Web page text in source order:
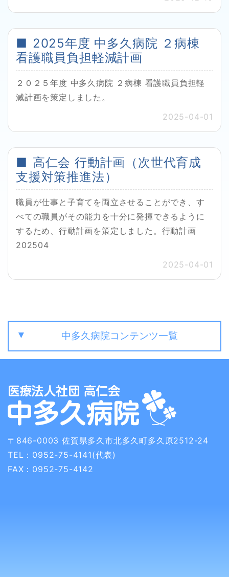
2025年度 中多久病院 ２病棟
看護職員負担軽減計画
２０２５年度 中多久病院 ２病棟 看護職員負担軽
減計画を策定しました。
2025-04-01
高仁会 行動計画（次世代育成
支援対策推進法）
職員が仕事と子育てを両立させることができ、す
べての職員がその能力を十分に発揮できるように
するため、行動計画を策定しました。行動計画
202504
2025-04-01
中多久病院コンテンツ一覧
〒846-0003 佐賀県多久市北多久町多久原2512-24
TEL：0952-75-4141(代表)
FAX：0952-75-4142